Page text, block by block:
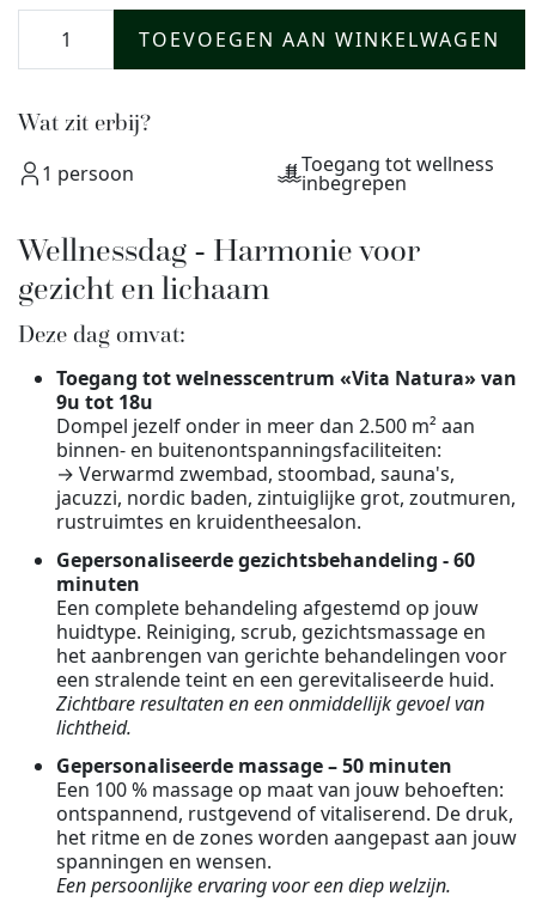
TOEVOEGEN AAN WINKELWAGEN
Wat zit erbij?
1 persoon Toegang tot wellness
inbegrepen
Wellnessdag - Harmonie voor
gezicht en lichaam
Deze dag omvat:
Toegang tot welnesscentrum «Vita Natura» van
9u tot 18u
Dompel jezelf onder in meer dan 2.500 m² aan
binnen- en buitenontspanningsfaciliteiten:
→ Verwarmd zwembad, stoombad, sauna's,
jacuzzi, nordic baden, zintuiglijke grot, zoutmuren,
rustruimtes en kruidentheesalon.
Gepersonaliseerde gezichtsbehandeling - 60
minuten
Een complete behandeling afgestemd op jouw
huidtype. Reiniging, scrub, gezichtsmassage en
het aanbrengen van gerichte behandelingen voor
een stralende teint en een gerevitaliseerde huid.
Zichtbare resultaten en een onmiddellijk gevoel van
lichtheid.
Gepersonaliseerde massage – 50 minuten
Een 100 % massage op maat van jouw behoeften:
ontspannend, rustgevend of vitaliserend. De druk,
het ritme en de zones worden aangepast aan jouw
spanningen en wensen.
Een persoonlijke ervaring voor een diep welzijn.